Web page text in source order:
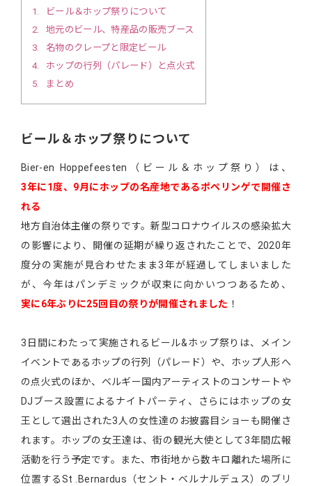
1
ビール＆ホップ祭りについて
2
地元のビール、特産品の販売ブース
3
名物のクレープと限定ビール
4
ホップの行列（パレード）と点火式
5
まとめ
ビール＆ホップ祭りについて
Bier-en Hoppefeesten（ビール＆ホップ祭り）は、
3年に1度、9月にホップの名産地であるポペリンゲで開催さ
れる
地方自治体主催の祭りです。新型コロナウイルスの感染拡大
の影響により、開催の延期が繰り返されたことで、2020年
度分の実施が見合わせたまま3年が経過してしまいました
が、今年はパンデミックが収束に向かいつつあるため、
実に6年ぶりに25回目の祭りが開催されました ！
3日間にわたって実施されるビール&ホップ祭りは、メイン
イベントであるホップの行列（パレード）や、ホップ人形へ
の点火式のほか、ベルギー国内アーティストのコンサートや
DJブース設置によるナイトパーティ、さらにはホップの女
王として選出された3人の女性達のお披露目ショーも開催さ
れます。ホップの女王達は、街の観光大使として3年間広報
活動を行う予定です。また、市街地から数キロ離れた場所に
位置するSt .Bernardus（セント・ベルナルデュス）のブリ